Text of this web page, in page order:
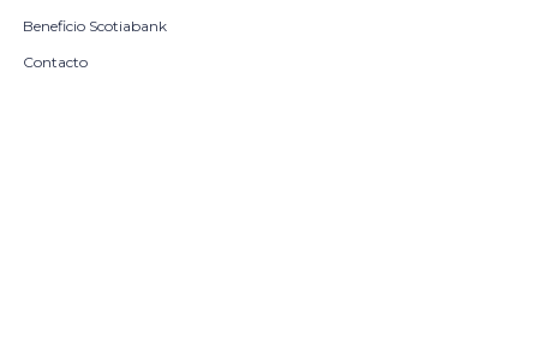
Beneficio Scotiabank
Contacto